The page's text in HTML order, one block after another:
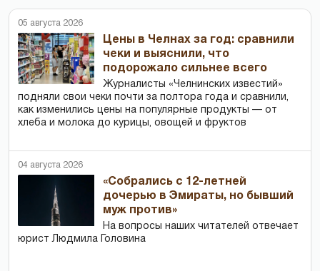
05 августа 2026
Цены в Челнах за год: сравнили
чеки и выяснили, что
подорожало сильнее всего
Журналисты «Челнинских известий»
подняли свои чеки почти за полтора года и сравнили,
как изменились цены на популярные продукты — от
хлеба и молока до курицы, овощей и фруктов
04 августа 2026
«Собрались с 12-летней
дочерью в Эмираты, но бывший
муж против»
На вопросы наших читателей отвечает
юрист Людмила Головина